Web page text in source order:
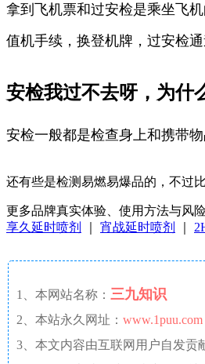
拿到飞机票和过安检是乘坐飞
值机手续，换登机牌，过安检
安检我过不去呀，为什
安检一般都是检查身上和携带
还有些是检测易燃易爆品的，不过
更多品牌真实体验、使用方法与风
享久延时喷剂
宵战延时喷剂
1、本网站名称： 三九知识
2、本站永久网址： www.1puu.com
3、本文内容由互联网用户自发贡